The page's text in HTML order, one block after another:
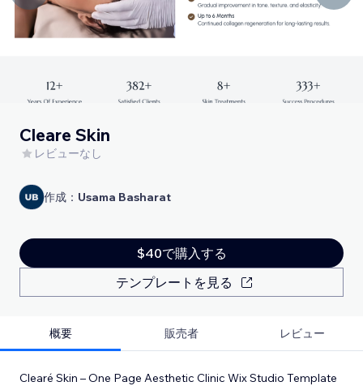
Cleare Skin
レビューなし
作成： Usama Basharat
$40で購入する
テンプレートを見る
概要 販売者 レビュー
Clearé Skin – One Page Aesthetic Clinic Wix Studio Template